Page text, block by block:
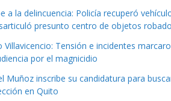
a la delincuencia: Policía recuperó
presunto centro de objetos
Villavicencio: Tensión e incidentes
por el magnicidio
Muñoz inscribe su candidatura para
en Quito